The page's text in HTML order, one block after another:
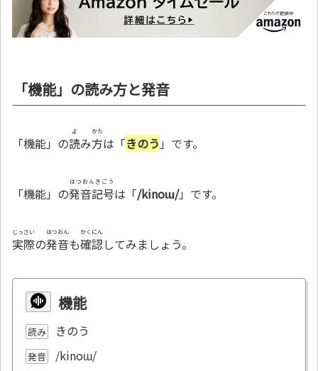
「機能」の読み方と発音
「機能」の読
よ
み方
かた
は「きのう 」です。
「機能」の発音記号
はつおんきごう
は「/kinoɯ/」です。
実際
じっさい
の発音
はつおん
も確認
かくにん
してみましょう。
機能
読み きのう
発音 /kinoɯ/